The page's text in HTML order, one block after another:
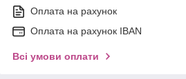
Оплата на рахунок
Оплата на рахунок IBAN
Всі умови оплати